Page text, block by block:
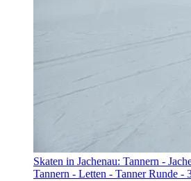
Skaten in Jachenau: Tannern -
Tannern - Letten - Tanner Runde -